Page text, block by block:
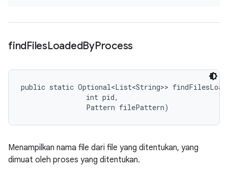
findFilesLoadedByProcess
public static Optional<List<String>>
                int pid,
                Pattern filePattern)
Menampilkan nama file dari file yang ditentukan, yang
dimuat oleh proses yang ditentukan.